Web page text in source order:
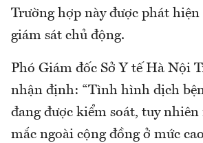
Trường hợp này được phát hiện
giám sát chủ động.
Phó Giám đốc Sở Y tế Hà Nội
nhận định: “Tình hình dịch
đang được kiểm soát, tuy nhiên
mắc ngoài cộng đồng ở mức